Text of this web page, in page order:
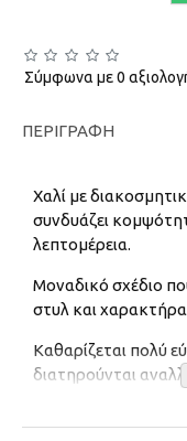
Σύμφωνα με 0
ΠΕΡΙΓΡΑΦΉ
Χαλί με
συνδυάζει
λεπτομέρεια.
Μοναδικό σχέδιο
στυλ και
Καθαρίζεται πολύ
διατηρούνται